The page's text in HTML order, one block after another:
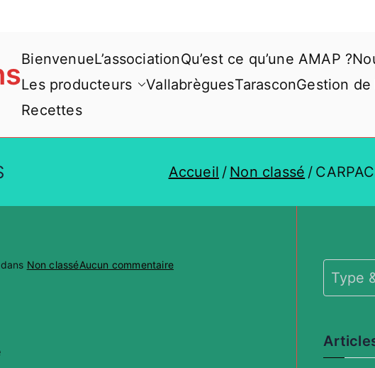
BienvenueL’associationQu’est ce qu’une AMAP ?
Les producteurs
VallabrèguesTarasconGestion de
Recettes
Accueil Non classé
Non classéAucun commentairesur